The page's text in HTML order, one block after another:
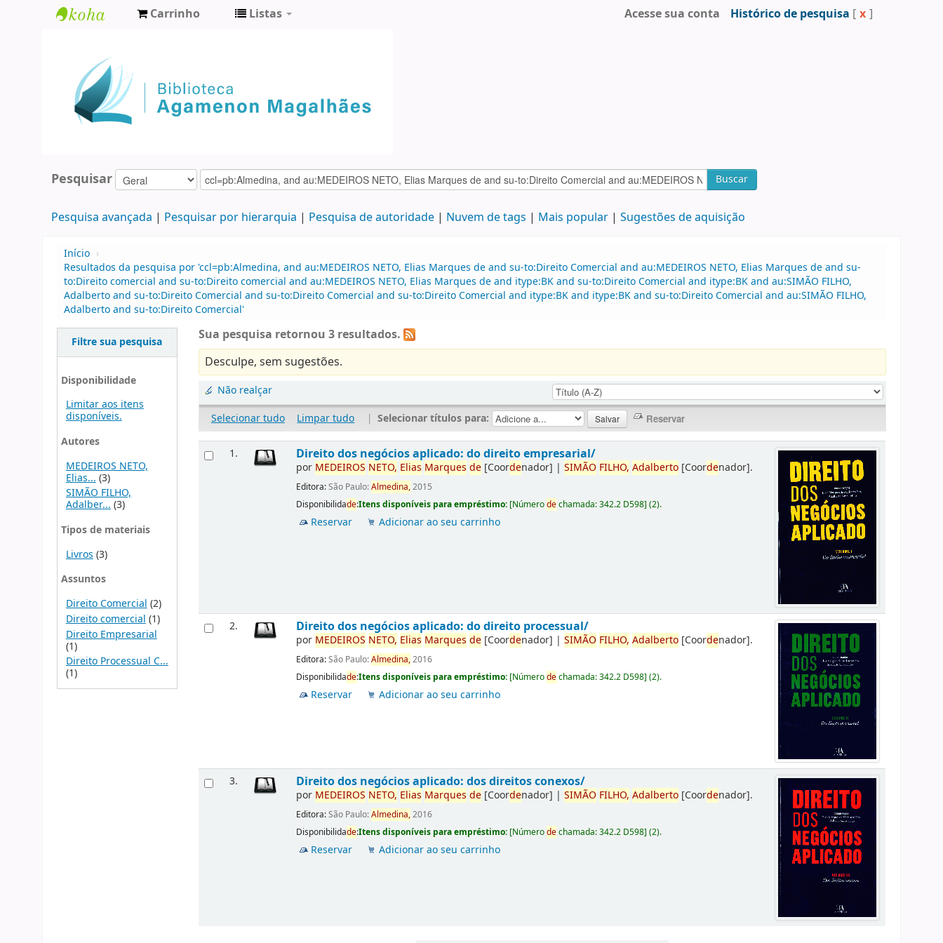
Agamenon
Magalhães
Carrinho Listas Acesse sua conta Histórico de pesquisa [ x ]
Pesquisar Buscar
Pesquisa avançada Pesquisar por hierarquia Pesquisa de autoridade Nuvem de tags Mais popular Sugestões de aquisição
Início ›
Resultados da pesquisa por 'ccl=pb:Almedina, and au:MEDEIROS NETO, Elias Marques de and su-to:Direito Comercial and au:MEDEIROS NETO, Elias Marques de and su-
to:Direito comercial and su-to:Direito comercial and au:MEDEIROS NETO, Elias Marques de and itype:BK and su-to:Direito Comercial and itype:BK and au:SIMÃO FILHO,
Adalberto and su-to:Direito Comercial and su-to:Direito Comercial and su-to:Direito Comercial and itype:BK and itype:BK and su-to:Direito Comercial and au:SIMÃO FILHO,
Adalberto and su-to:Direito Comercial'
Filtre sua pesquisa
Disponibilidade
Limitar aos itens
disponíveis.
Autores
MEDEIROS NETO,
Elias... (3)
SIMÃO FILHO,
Adalber...(3)
Tipos de materiais
Livros (3)
Assuntos
Direito Comercial (2)
Direito comercial (1)
Direito Empresarial
(1)
Direito Processual C...
(1)
Sua pesquisa retornou 3 resultados.
Desculpe, sem sugestões.
Não realçar
Selecionar tudo
Limpar tudo | Selecionar títulos para:
1. Direito dos negócios aplicado: do direito empresarial/
por MEDEIROS NETO, Elias Marques de [Coordenador] |SIMÃO FILHO, Adalberto [Coordenador].
Editora:São Paulo:Almedina,2015
Disponibilidade:Itens disponíveis para empréstimo: [Númerodechamada:342.2 D598](2).
Reservar Adicionar ao seu carrinho
2. Direito dos negócios aplicado: do direito processual/
por MEDEIROS NETO, Elias Marques de [Coordenador] |SIMÃO FILHO, Adalberto [Coordenador].
Editora:São Paulo:Almedina,2016
Disponibilidade:Itens disponíveis para empréstimo: [Númerodechamada:342.2 D598](2).
Reservar Adicionar ao seu carrinho
3. Direito dos negócios aplicado: dos direitos conexos/
por MEDEIROS NETO, Elias Marques de [Coordenador] |SIMÃO FILHO, Adalberto [Coordenador].
Editora:São Paulo:Almedina,2016
Disponibilidade:Itens disponíveis para empréstimo: [Númerodechamada:342.2 D598](2).
Reservar Adicionar ao seu carrinho